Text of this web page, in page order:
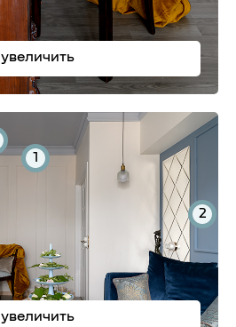
увеличить
1
2
увеличить